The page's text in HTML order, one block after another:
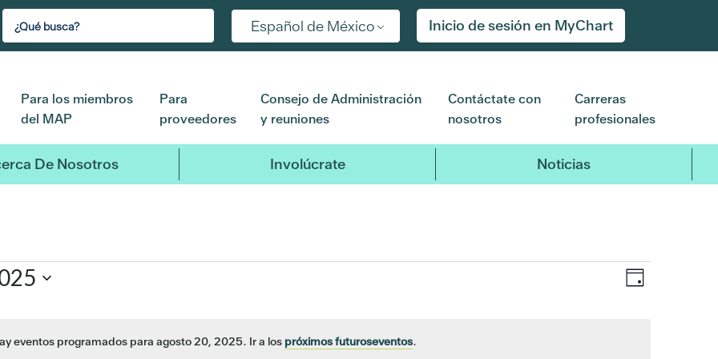
Español de México Inicio de sesión en MyChart
Para los miembros
del MAP
Para
proveedores
Consejo de Administración
y reuniones
Contáctate con
nosotros
Carreras
profesionales
De Nosotros Involúcrate Noticias
Aviso
eventos programados para agosto 20, 2025. Ir a los próximos futuroseventos.
Día